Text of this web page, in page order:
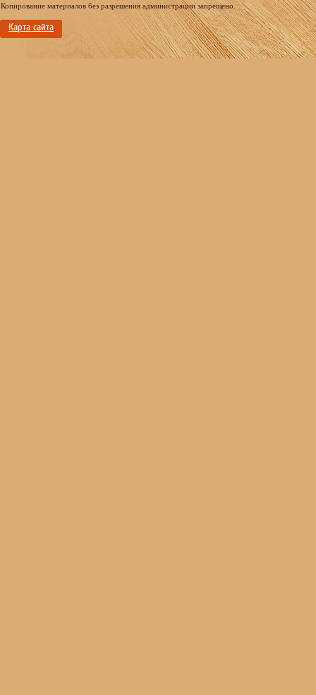
Копирование материалов без разрешения администрации запрещено.
Карта сайта